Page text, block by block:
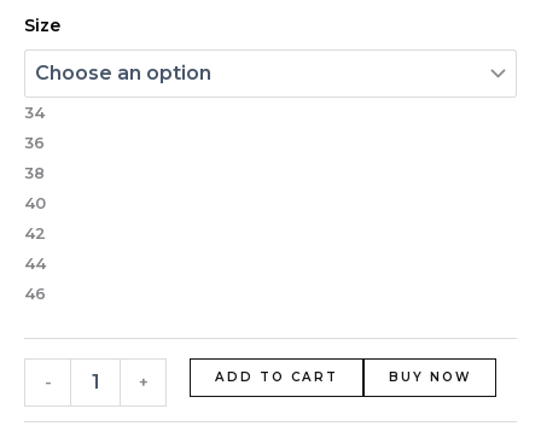
Size
34
36
38
40
42
44
46
- + ADD TO CART BUY NOW